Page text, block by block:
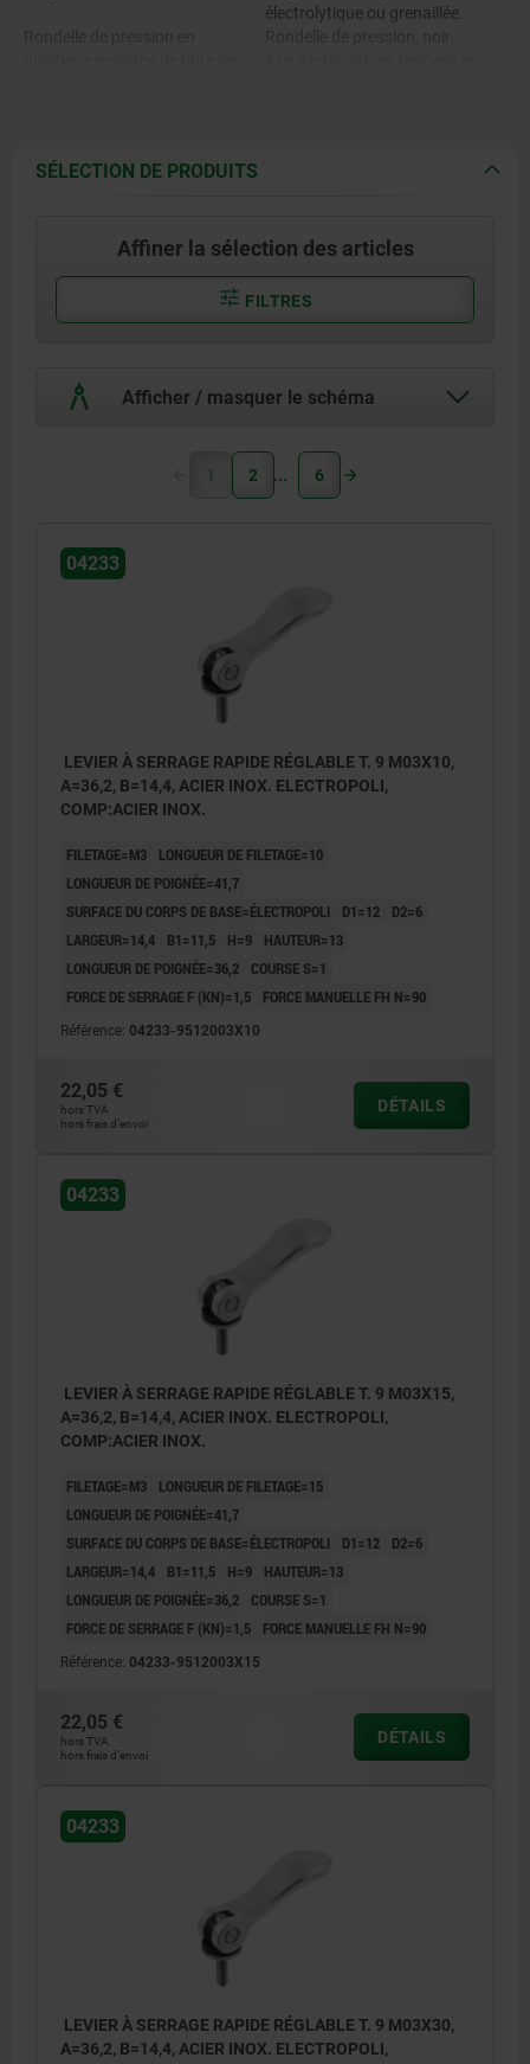
électrolytique ou grenaillée.
SÉLECTION DE PRODUITS
Affiner la sélection des articles
FILTRES
Afficher / masquer le schéma
1) Vis de réglage du levier de tension
1 2 6
04233
LEVIER À SERRAGE RAPIDE RÉGLABLE T. 9 M03X10,
A=36,2, B=14,4, ACIER INOX. ELECTROPOLI,
COMP:ACIER INOX.
FILETAGE=M3
LONGUEUR DE FILETAGE=10
LONGUEUR DE POIGNÉE=41,7
SURFACE DU CORPS DE BASE=ÉLECTROPOLI
D1=12
D2=6
LARGEUR=14,4
B1=11,5 H=9
HAUTEUR=13
LONGUEUR DE POIGNÉE=36,2
COURSE S=1
FORCE DE SERRAGE F (KN)=1,5
FORCE MANUELLE FH N=90
Référence: 04233-9512003X10
22,05 €
hors TVA
hors frais d’envoi
DÉTAILS
04233
LEVIER À SERRAGE RAPIDE RÉGLABLE T. 9 M03X15,
A=36,2, B=14,4, ACIER INOX. ELECTROPOLI,
COMP:ACIER INOX.
FILETAGE=M3
LONGUEUR DE FILETAGE=15
LONGUEUR DE POIGNÉE=41,7
SURFACE DU CORPS DE BASE=ÉLECTROPOLI
D1=12
D2=6
LARGEUR=14,4
B1=11,5 H=9
HAUTEUR=13
LONGUEUR DE POIGNÉE=36,2
COURSE S=1
FORCE DE SERRAGE F (KN)=1,5
FORCE MANUELLE FH N=90
Référence: 04233-9512003X15
22,05 €
hors TVA
hors frais d’envoi
DÉTAILS
04233
LEVIER À SERRAGE RAPIDE RÉGLABLE T. 9 M03X30,
A=36,2, B=14,4, ACIER INOX. ELECTROPOLI,